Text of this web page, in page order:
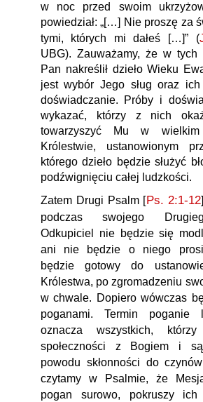
w noc przed swoim
powiedział: „[…] Nie proszę za
tymi, których mi dałeś […]” (
UBG). Zauważamy, że w tych
Pan nakreślił dzieło Wieku
jest wybór Jego sług oraz
doświadczanie. Próby i
wykazać, którzy z nich
towarzyszyć Mu w wielkim
Królestwie, ustanowionym
którego dzieło będzie służyć
podźwignięciu całej ludzkości.
Zatem Drugi Psalm [Ps. 2:1-12
podczas swojego
Odkupiciel nie będzie się
ani nie będzie o niego
będzie gotowy do
Królestwa, po zgromadzeniu
w chwale. Dopiero wówczas
poganami. Termin poganie
oznacza wszystkich,
społeczności z Bogiem i
powodu skłonności do
czytamy w Psalmie, że
pogan surowo, pokruszy ich